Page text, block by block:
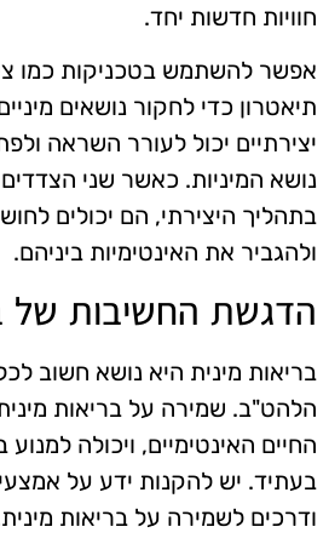
חוויות חדשות יחד.
אפשר להשתמש בטכניקות כמו
תיאטרון כדי לחקור נושאים
יצירתיים יכול לעורר השראה
נושא המיניות. כאשר שני
בתהליך היצירתי, הם יכולים
ולהגביר את האינטימיות ביניהם.
הדגשת החשיבות של
בריאות מינית היא נושא חשוב
הלהט"ב. שמירה על בריאות
החיים האינטימיים, ויכולה למנוע
בעתיד. יש להקנות ידע על
ודרכים לשמירה על בריאות